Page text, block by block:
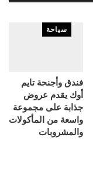
سياحة
فندق وأجنحة تايم
أوك يقدم عروض
جذابة على مجموعة
واسعة من المأكولات
والمشروبات